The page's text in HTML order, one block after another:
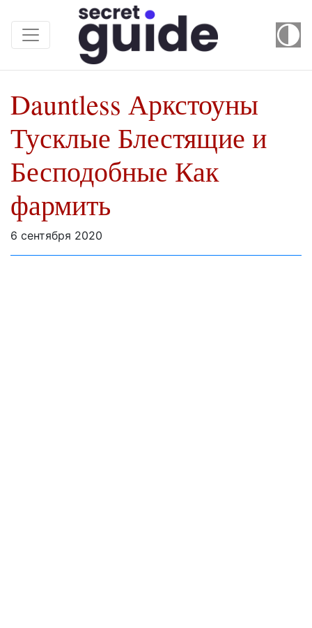
Dauntless Аркстоуны
Тусклые Блестящие и
Бесподобные Как
фармить
6 сентября 2020